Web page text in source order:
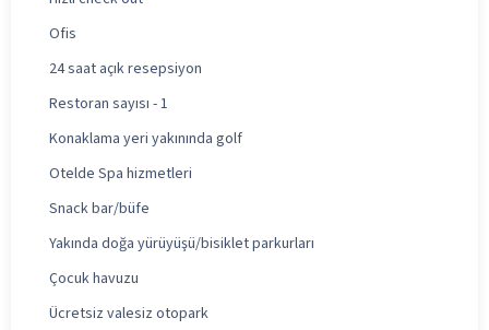
Ofis
24 saat açık resepsiyon
Restoran sayısı - 1
Konaklama yeri yakınında golf
Otelde Spa hizmetleri
Snack bar/büfe
Yakında doğa yürüyüşü/bisiklet parkurları
Çocuk havuzu
Ücretsiz valesiz otopark